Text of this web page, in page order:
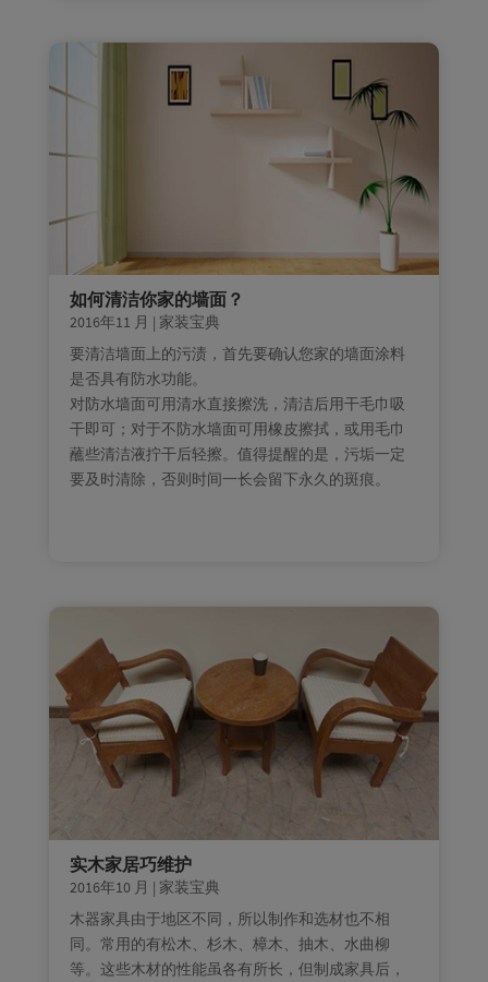
如何清洁你家的墙面？
2016年11 月 | 家装宝典
要清洁墙面上的污渍，首先要确认您家的墙面涂料
是否具有防水功能。
对防水墙面可用清水直接擦洗，清洁后用干毛巾吸
干即可；对于不防水墙面可用橡皮擦拭，或用毛巾
蘸些清洁液拧干后轻擦。值得提醒的是，污垢一定
要及时清除，否则时间一长会留下永久的斑痕。
实木家居巧维护
2016年10 月 | 家装宝典
木器家具由于地区不同，所以制作和选材也不相
同。常用的有松木、杉木、樟木、抽木、水曲柳
等。这些木材的性能虽各有所长，但制成家具后，